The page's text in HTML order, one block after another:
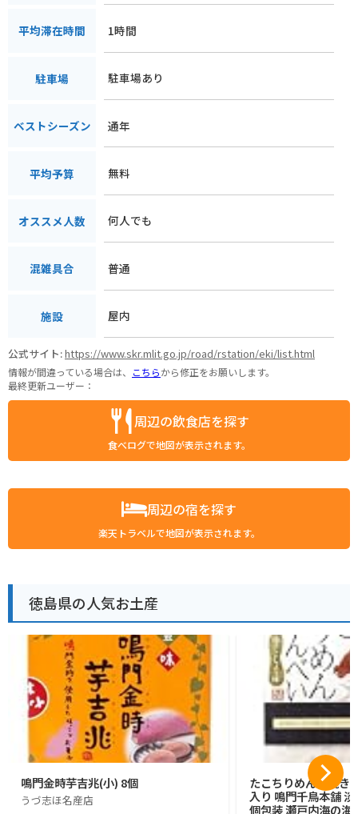
平均滞在時間 1時間
駐車場 駐車場あり
ベストシーズン 通年
平均予算 無料
オススメ人数 何人でも
混雑具合 普通
施設 屋内
公式サイト:https://www.skr.mlit.go.jp/road/rstation/eki/list.html
情報が間違っている場合は、 こちらから修正をお願いします。
最終更新ユーザー：
周辺の飲食店を探す
食べログで地図が表示されます。
周辺の宿を探す
楽天トラベルで地図が表示されます。
徳島県の人気お土産
鳴門金時芋吉兆(小) 8個
うづ志ほ名産店
たこちりめん素焼き
入り 鳴門千鳥本舗
個包装 瀬戸内海の海